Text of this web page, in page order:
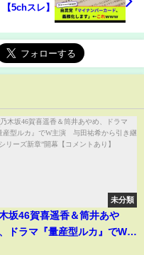
5chスレ】
未分類
坂46賀喜遥香＆筒井あや
ドラマ『量産型ルカ』でW主